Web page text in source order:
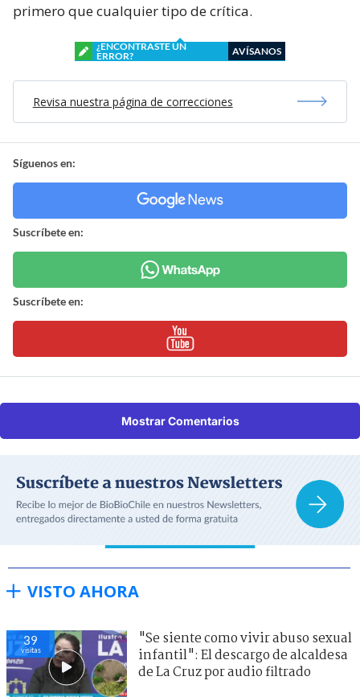
primero que cualquier tipo de crítica.
¿ENCONTRASTE UN
ERROR?
AVÍSANOS
Revisa nuestra página de correcciones
Síguenos en:
Suscríbete en:
Suscríbete en:
Mostrar Comentarios
VISTO AHORA
39
visitas
"Se siente como vivir abuso sexual
infantil": El descargo de alcaldesa
de La Cruz por audio filtrado